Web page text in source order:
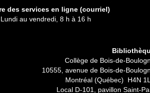
Lundi au vendredi, 8 h à 16 h
Collège de Bois-de-
10555, avenue de Bois-de-
Montréal (Québec) H4N
Local D-101, pavillon Saint-